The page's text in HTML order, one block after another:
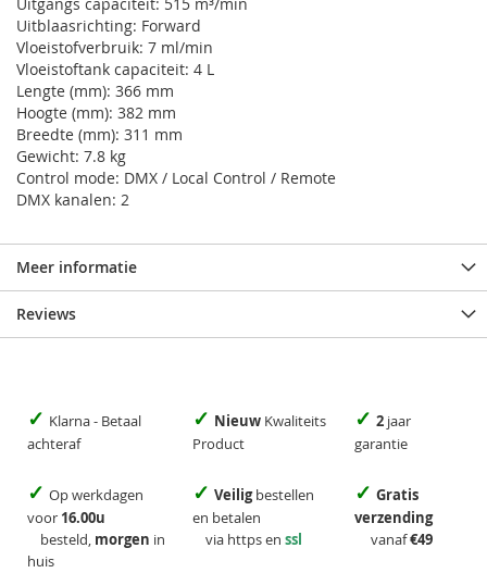
Uitblaasrichting: Forward
Vloeistofverbruik: 7 ml/min
Vloeistoftank capaciteit: 4 L
Lengte (mm): 366 mm
Hoogte (mm): 382 mm
Breedte (mm): 311 mm
Gewicht: 7.8 kg
Control mode: DMX / Local Control / Remote
DMX kanalen: 2
Meer informatie
Reviews
✓ Klarna - Betaal
achteraf
✓ Nieuw Kwaliteits
Product
✓ 2 jaar
garantie
✓ Op werkdagen
voor 16.00u
besteld, morgen in
huis
✓ Veiligbestellen
en betalen
via https en ssl
✓ Gratis
verzending
vanaf€49